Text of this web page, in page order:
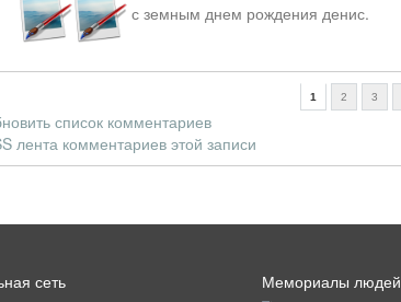
с земным днем рождения денис.
1 2 3
список комментариев
лента комментариев этой записи
сеть
Мемориалы людей